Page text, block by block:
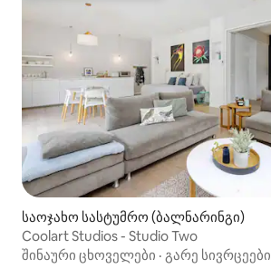
საოჯახო სასტუმრო (ბალნარინგი)
Coolart Studios - Studio Two
შინაური ცხოველები · გარე სივრცეები